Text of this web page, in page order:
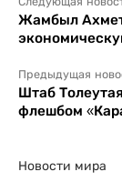
Жамбыл
Предыдущая
Штаб
флешбом
Новости мира